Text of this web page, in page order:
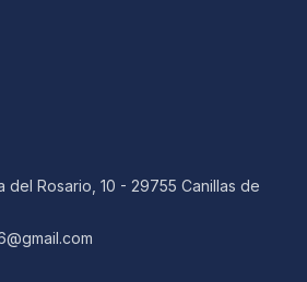
del Rosario, 10 - 29755 Canillas de